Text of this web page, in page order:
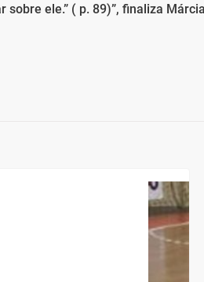
ele.” ( p. 89)”, finaliza